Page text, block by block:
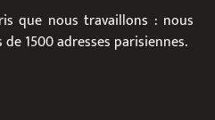
que nous travaillons : nous
1500 adresses parisiennes.